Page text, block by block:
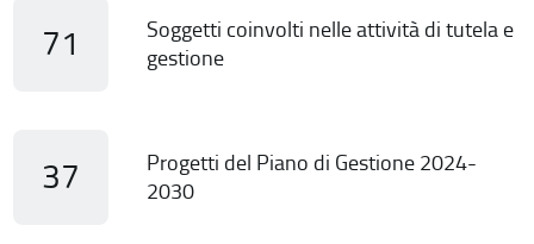
71
Soggetti coinvolti nelle attività di tutela e
gestione
37
Progetti del Piano di Gestione 2024-
2030